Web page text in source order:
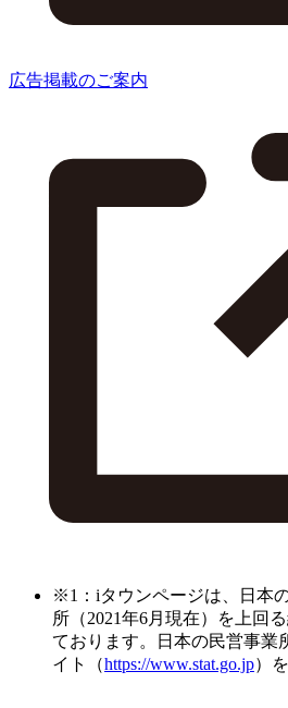
広告掲載のご案内
※1：iタウンページは、日本
所（2021年6月現在）を上回
ております。日本の民営事業
イト（https://www.stat.go.jp）